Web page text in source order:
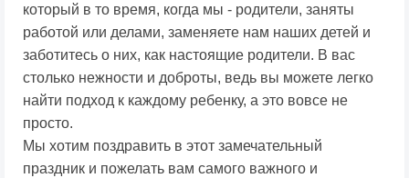
который в то время, когда мы - родители, заняты
работой или делами, заменяете нам наших детей и
заботитесь о них, как настоящие родители. В вас
столько нежности и доброты, ведь вы можете легко
найти подход к каждому ребенку, а это вовсе не
просто.
Мы хотим поздравить в этот замечательный
праздник и пожелать вам самого важного и